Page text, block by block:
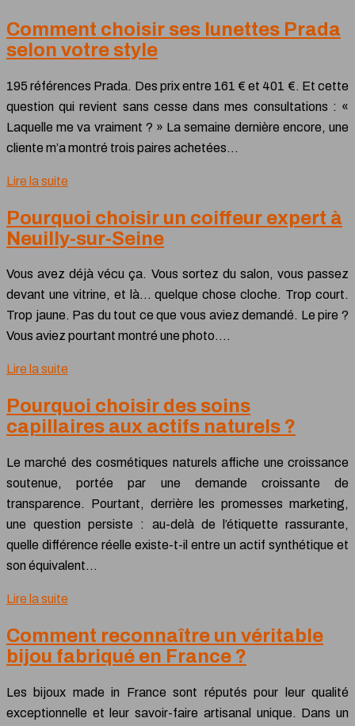
Comment choisir ses lunettes Prada
selon votre style
195 références Prada. Des prix entre 161 € et 401 €. Et cette
question qui revient sans cesse dans mes consultations : «
Laquelle me va vraiment ? » La semaine dernière encore, une
cliente m’a montré trois paires achetées…
Lire la suite
Pourquoi choisir un coiffeur expert à
Neuilly-sur-Seine
Vous avez déjà vécu ça. Vous sortez du salon, vous passez
devant une vitrine, et là… quelque chose cloche. Trop court.
Trop jaune. Pas du tout ce que vous aviez demandé. Le pire ?
Vous aviez pourtant montré une photo….
Lire la suite
Pourquoi choisir des soins
capillaires aux actifs naturels ?
Le marché des cosmétiques naturels affiche une croissance
soutenue, portée par une demande croissante de
transparence. Pourtant, derrière les promesses marketing,
une question persiste : au-delà de l’étiquette rassurante,
quelle différence réelle existe-t-il entre un actif synthétique et
son équivalent…
Lire la suite
Comment reconnaître un véritable
bijou fabriqué en France ?
Les bijoux made in France sont réputés pour leur qualité
exceptionnelle et leur savoir-faire artisanal unique. Dans un